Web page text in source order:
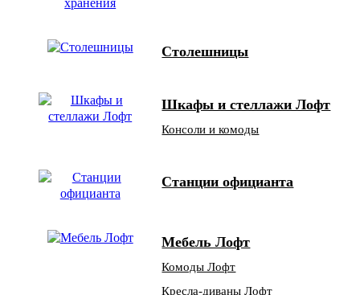
Столешницы
Шкафы и стеллажи Лофт
Консоли и комоды
Станции официанта
Мебель Лофт
Комоды Лофт
Кресла-диваны Лофт